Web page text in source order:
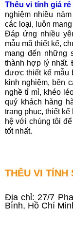
Thêu vi tính giá
nghiệm nhiều
các loại, luôn
Đáp ứng nhiều
mẫu mã thiết kế,
mang đến những
thành hợp lý nhất.
được thiết kế mẫu
kinh nghiệm, bên
nghề tỉ mỉ, khéo
quý khách hàng
trang phục, thiết
hệ với chúng tôi
tốt nhất.
THÊU VI TÍNH
Địa chỉ: 27/7
Bình, Hồ Chí